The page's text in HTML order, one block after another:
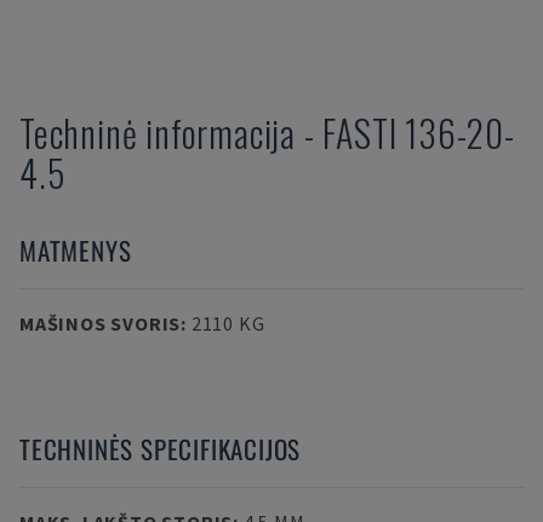
Techninė informacija - FASTI 136-20-
4.5
MATMENYS
MAŠINOS SVORIS: 2110 KG
TECHNINĖS SPECIFIKACIJOS